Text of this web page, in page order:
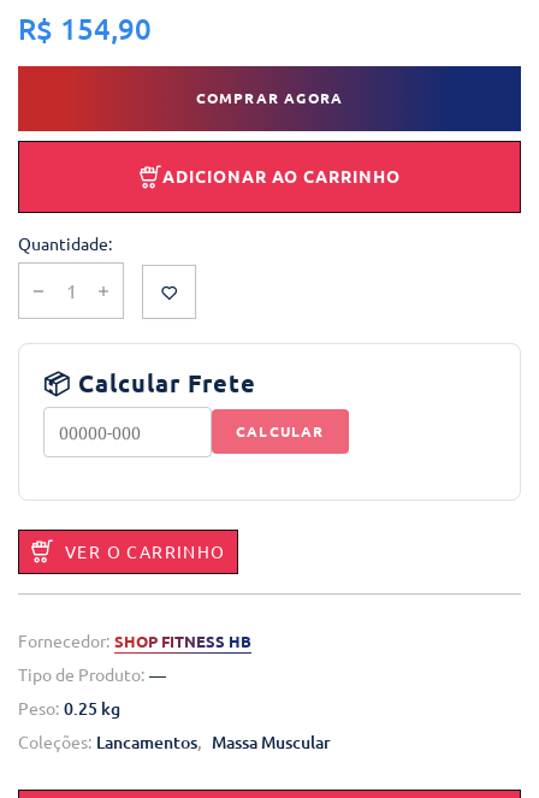
R$ 154,90
COMPRAR AGORA
ADICIONAR AO CARRINHO
Quantidade:
📦 Calcular Frete
CALCULAR
VER O CARRINHO
Fornecedor: SHOP FITNESS HB
Tipo de Produto: —
Peso: 0.25 kg
Coleções: Lancamentos, Massa Muscular